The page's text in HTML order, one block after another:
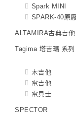
Spark MINI
SPARK-40原
ALTAMIRA古典吉他
Tagima 塔吉瑪 系列
木吉他
電吉他
電貝士
SPECTOR